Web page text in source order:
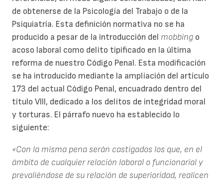
de obtenerse de la Psicología del Trabajo o de la
Psiquiatría. Esta definición normativa no se ha
producido a pesar de la introducción del mobbing o
acoso laboral como delito tipificado en la última
reforma de nuestro Código Penal. Esta modificación
se ha introducido mediante la ampliación del artículo
173 del actual Código Penal, encuadrado dentro del
título VIII, dedicado a los delitos de integridad moral
y torturas. El párrafo nuevo ha establecido lo
siguiente:
«Con la misma pena serán castigados los que, en el
ámbito de cualquier relación laboral o funcionarial y
prevaliéndose de su relación de superioridad, realicen